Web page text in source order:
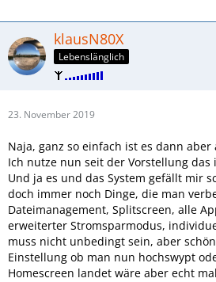
klausN80X
Lebenslänglich
23. November 2019
Naja, ganz so einfach ist es dann aber
Ich nutze nun seit der Vorstellung das
Und ja es und das System gefällt mir
doch immer noch Dinge, die man
Dateimanagement, Splitscreen, alle
erweiterter Stromsparmodus,
muss nicht unbedingt sein, aber
Einstellung ob man nun hochswypt
Homescreen landet wäre aber echt